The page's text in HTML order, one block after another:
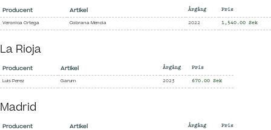
Producent Artikel Årgång Pris
Veronica Ortega Cobrana Mencia 2022 1,540.00 Sek
La Rioja
Producent Artikel Årgång Pris
Luis Perez Garum 2023 670.00 Sek
Madrid
Producent Artikel Årgång Pris